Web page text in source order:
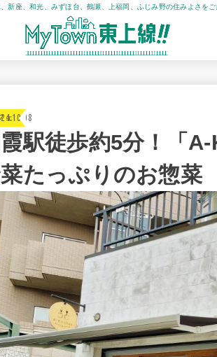
新座、和光、みずほ台、鶴瀬、上福岡、ふじみ野の住みよさを
ェ
駅徒歩約5分！「
たっぷりのお惣菜